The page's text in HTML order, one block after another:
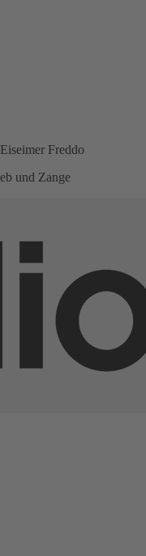
Eiseimer Freddo